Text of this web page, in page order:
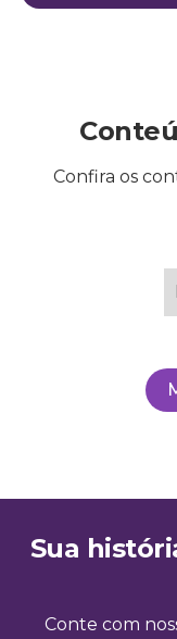
Confira os
Sua
Conte com